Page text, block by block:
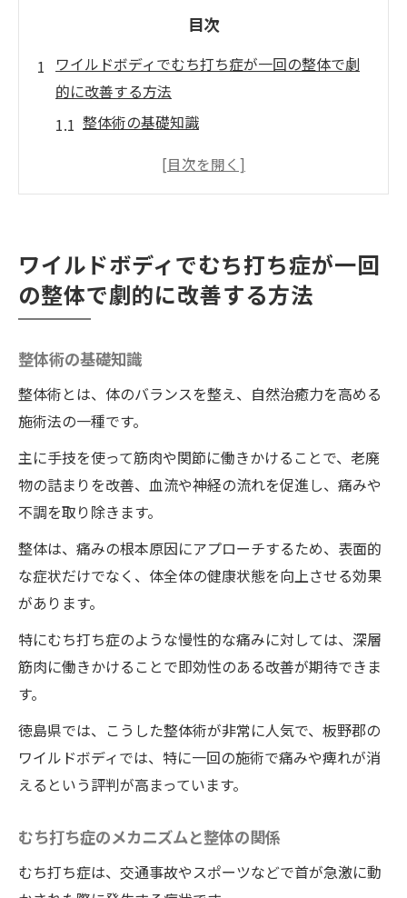
目次
ワイルドボディでむち打ち症が一回の整体で劇
的に改善する方法
整体術の基礎知識
むち打ち症のメカニズムと整体の関係
ワイルドボディの整体術の効果と人体科学
的根拠
は
深層筋肉へのアプローチ方法
痛みの根本原因を突き止める
身体全体のバランスを整える
来院者の声：一回の施術で感じた変化
整体師の経験と技術
ワイルドボディの整体がもたらす長期的な
効果
むち打ち症の痛みと痺れをワイルドボディの整
体で即座に取り除く驚異の技術
痛みと痺れのメカニズム
施術前後の比較と患者の感想
痛みを和らげる具体的な手技
痺れを解消するためのポイント
ワイルドボディの整体でむち打ち症を一回の施
術で克服するためのステップ
ワイルドボディでむち打ち症が一回
の整体で劇的に改善する方法
整体術の基礎知識
整体術とは、体のバランスを整え、自然治癒力を高める
施術法の一種です。
主に手技を使って筋肉や関節に働きかけることで、老廃
物の詰まりを改善、血流や神経の流れを促進し、痛みや
不調を取り除きます。
整体は、痛みの根本原因にアプローチするため、表面的
な症状だけでなく、体全体の健康状態を向上させる効果
があります。
特にむち打ち症のような慢性的な痛みに対しては、深層
筋肉に働きかけることで即効性のある改善が期待できま
す。
徳島県では、こうした整体術が非常に人気で、板野郡の
ワイルドボディでは、特に一回の施術で痛みや痺れが消
えるという評判が高まっています。
むち打ち症のメカニズムと整体の関係
むち打ち症は、交通事故やスポーツなどで首が急激に動